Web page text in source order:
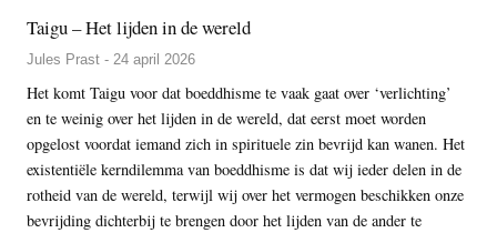
Taigu – Het lijden in de wereld
Jules Prast - 24 april 2026
Het komt Taigu voor dat boeddhisme te vaak gaat over ‘verlichting’
en te weinig over het lijden in de wereld, dat eerst moet worden
opgelost voordat iemand zich in spirituele zin bevrijd kan wanen. Het
existentiële kerndilemma van boeddhisme is dat wij ieder delen in de
rotheid van de wereld, terwijl wij over het vermogen beschikken onze
bevrijding dichterbij te brengen door het lijden van de ander te